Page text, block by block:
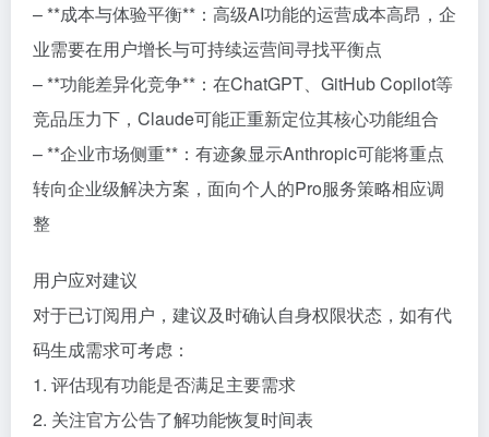
– **成本与体验平衡**：高级AI功能的运营成本高昂，企
业需要在用户增长与可持续运营间寻找平衡点
– **功能差异化竞争**：在ChatGPT、GitHub Copilot等
竞品压力下，Claude可能正重新定位其核心功能组合
– **企业市场侧重**：有迹象显示Anthropic可能将重点
转向企业级解决方案，面向个人的Pro服务策略相应调
整
用户应对建议
对于已订阅用户，建议及时确认自身权限状态，如有代
码生成需求可考虑：
1. 评估现有功能是否满足主要需求
2. 关注官方公告了解功能恢复时间表